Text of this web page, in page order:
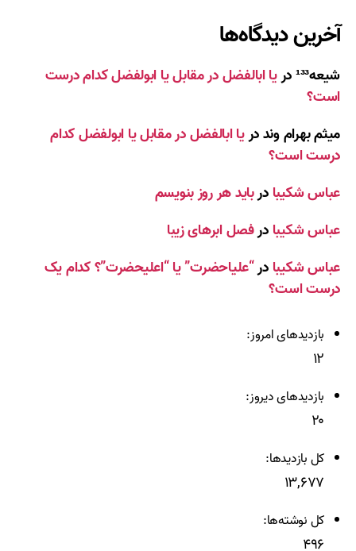
آخرین دیدگاه‌ها
شیعه¹³³ دریا ابالفضل در مقابل یا ابولفضل کدام درست
است؟
میثم بهرام ونددریا ابالفضل در مقابل یا ابولفضل کدام
درست است؟
عباس شکیبا درباید هر روز بنویسم
عباس شکیبا درفصل ابرهای زیبا
عباس شکیبا در“علیاحضرت” یا “اعلیحضرت”؟ کدام یک
درست است؟
بازدیدهای امروز:
۱۲
بازدیدهای دیروز:
۲۰
کل بازدیدها:
۱۳,۶۷۷
کل نوشته‌ها:
۴۹۶